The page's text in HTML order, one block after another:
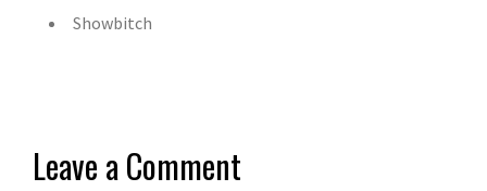
Showbitch
Leave a Comment